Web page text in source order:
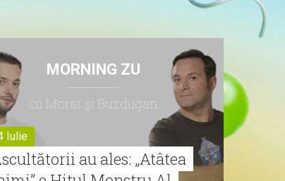
MORNING ZU
cu Morar şi Buzdugan
Iulie
au ales: „Atâtea